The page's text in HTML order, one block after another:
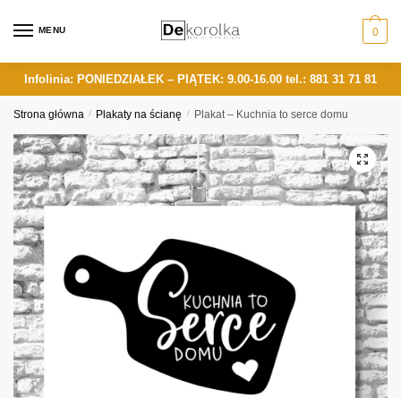
MENU 0
Infolinia: PONIEDZIAŁEK – PIĄTEK: 9.00-16.00 tel.: 881 31 71 81
Strona główna / Plakaty na ścianę / Plakat – Kuchnia to serce domu